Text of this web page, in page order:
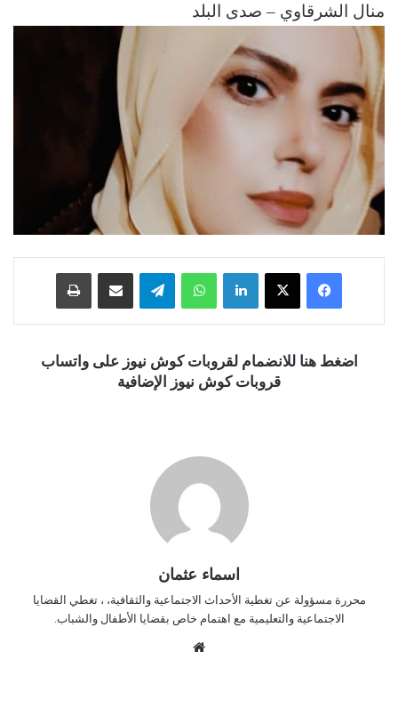
منال الشرقاوي – صدى البلد
فيسبوك ‫X لينكدإن واتساب تيلقرام
اضغط هنا للانضمام لقروبات كوش نيوز على واتساب
قروبات كوش نيوز الإضافية
اسماء عثمان
محررة مسؤولة عن تغطية الأحداث الاجتماعية والثقافية، ، تغطي القضايا
الاجتماعية والتعليمية مع اهتمام خاص بقضايا الأطفال والشباب.